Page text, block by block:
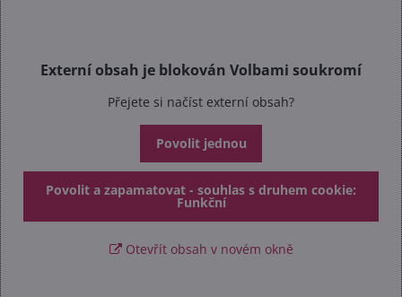
Externí obsah je blokován Volbami soukromí
Přejete si načíst externí obsah?
Povolit jednou
Povolit a zapamatovat - souhlas s druhem cookie:
Funkční
Otevřít obsah v novém okně